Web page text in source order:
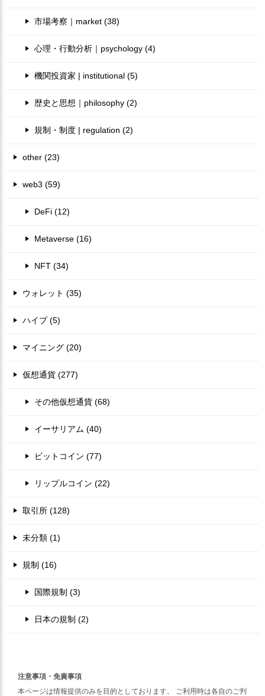
市場考察｜market (38)
心理・行動分析｜psychology (4)
機関投資家 | institutional (5)
歴史と思想｜philosophy (2)
規制・制度 | regulation (2)
other (23)
web3 (59)
DeFi (12)
Metaverse (16)
NFT (34)
ウォレット (35)
ハイプ (5)
マイニング (20)
仮想通貨 (277)
その他仮想通貨 (68)
イーサリアム (40)
ビットコイン (77)
リップルコイン (22)
取引所 (128)
未分類 (1)
規制 (16)
国際規制 (3)
日本の規制 (2)
注意事項・免責事項
本ページは情報提供のみを目的としております。 ご利用時は各自のご判